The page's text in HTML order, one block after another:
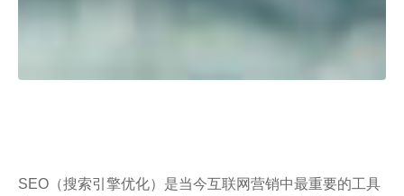
SEO（搜索引擎优化）是当今互联网营销中最重要的工具